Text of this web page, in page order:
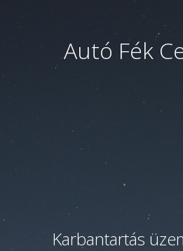
Autó Fék
Karbantartás